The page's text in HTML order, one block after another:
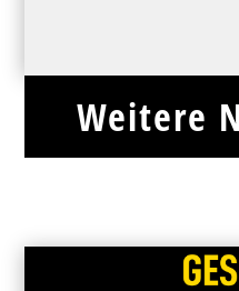
Weitere